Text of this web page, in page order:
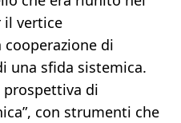
il vertice
cooperazione di
una sfida sistemica.
prospettiva di
con strumenti che